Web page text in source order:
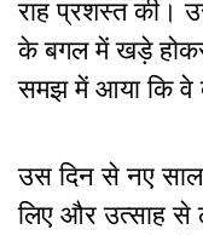
राह प्रशस्त की।
के बगल में खड़े
समझ में आया कि वे
उस दिन से नए साल
लिए और उत्साह से